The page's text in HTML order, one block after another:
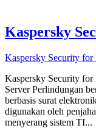
Kaspersky
Kaspersky Security for
Kaspersky Security
Server Perlindungan
berbasis surat
digunakan oleh
menyerang sistem TI...